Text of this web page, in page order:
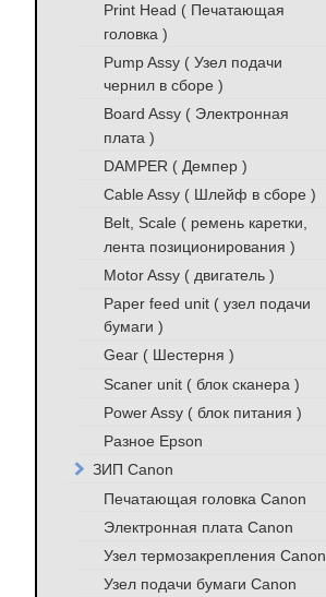
Print Head ( Печатающая
головка )
Pump Assy ( Узел подачи
чернил в сборе )
Board Assy ( Электронная
плата )
DAMPER ( Демпер )
Cable Assy ( Шлейф в сборе )
Belt, Scale ( ремень каретки,
лента позиционирования )
Motor Assy ( двигатель )
Paper feed unit ( узел подачи
бумаги )
Gear ( Шестерня )
Scaner unit ( блок сканера )
Power Assy ( блок питания )
Разное Epson
ЗИП Canon
Печатающая головка Canon
Электронная плата Canon
Узел термозакрепления Canon
Узел подачи бумаги Canon